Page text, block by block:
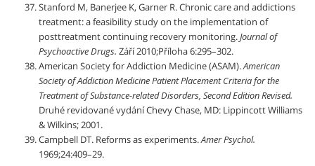
Stanford M, Banerjee K, Garner R. Chronic care and addictions
treatment: a feasibility study on the implementation of
posttreatment continuing recovery monitoring.Journal of
Psychoactive Drugs. Září 2010;Příloha 6:295–302.
American Society for Addiction Medicine (ASAM).American
Society of Addiction Medicine Patient Placement Criteria for the
Treatment of Substance-related Disorders, Second Edition Revised.
Druhé revidované vydání Chevy Chase, MD: Lippincott Williams
& Wilkins; 2001.
Campbell DT. Reforms as experiments.Amer Psychol.
1969;24:409–29.